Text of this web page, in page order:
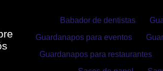
Babador de dentistas
Guardanapos para eventos
Guardanapos para restaurantes